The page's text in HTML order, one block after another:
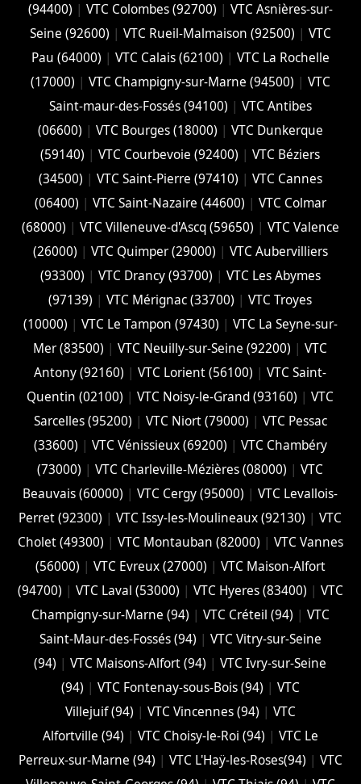
(94400) | VTC Colombes (92700) | VTC Asnières-sur-
Seine (92600) | VTC Rueil-Malmaison (92500) | VTC
Pau (64000) | VTC Calais (‎62100) | VTC La Rochelle
(17000) | VTC Champigny-sur-Marne (94500) | VTC
Saint-maur-des-Fossés (94100) | VTC Antibes
(06600) | VTC Bourges (18000) | VTC Dunkerque
(59140) |VTC Courbevoie (92400) |VTC Béziers
(34500) | VTC Saint-Pierre (97410) | VTC Cannes
(06400) | VTC Saint-Nazaire (44600) | VTC Colmar
(68000) | VTC Villeneuve-d'Ascq (59650) | VTC Valence
(26000) | VTC Quimper (29000) | VTC Aubervilliers
(93300) | VTC Drancy (93700) | VTC Les Abymes
(97139) |VTC Mérignac (33700) |VTC Troyes
(10000) | VTC Le Tampon (97430) | VTC La Seyne-sur-
Mer (83500) |VTC Neuilly-sur-Seine (92200) |VTC
Antony (92160) |VTC Lorient (56100) |VTC Saint-
Quentin (02100) |VTC Noisy-le-Grand (93160) |VTC
Sarcelles (95200) | VTC Niort (‎79000) | VTC Pessac
(33600) | VTC Vénissieux (69200) | VTC Chambéry
(‎73000) |VTC Charleville-Mézières (08000) |VTC
Beauvais (60000) |VTC Cergy (95000) |VTC Levallois-
Perret (92300) |VTC Issy-les-Moulineaux (92130) |VTC
Cholet (‎49300) | VTC Montauban (82000) | VTC Vannes
(56000) | VTC Evreux (27000) | VTC Maison-Alfort
(94700) | VTC Laval (53000) | VTC Hyeres (‎83400) | VTC
Champigny-sur-Marne (94) | VTC Créteil (94) | VTC
Saint-Maur-des-Fossés (94) | VTC Vitry-sur-Seine
(94) |VTC Maisons-Alfort (94) |VTC Ivry-sur-Seine
(94) | VTC Fontenay-sous-Bois (94) | VTC
Villejuif (94) | VTC Vincennes (94) | VTC
Alfortville (94) | VTC Choisy-le-Roi (94) | VTC Le
Perreux-sur-Marne (94) | VTC L'Haÿ-les-Roses(94) | VTC